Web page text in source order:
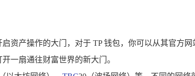
资产操作的大门，对于 TP 钱包，你可以从其官方
一扇通往财富世界的新大门。